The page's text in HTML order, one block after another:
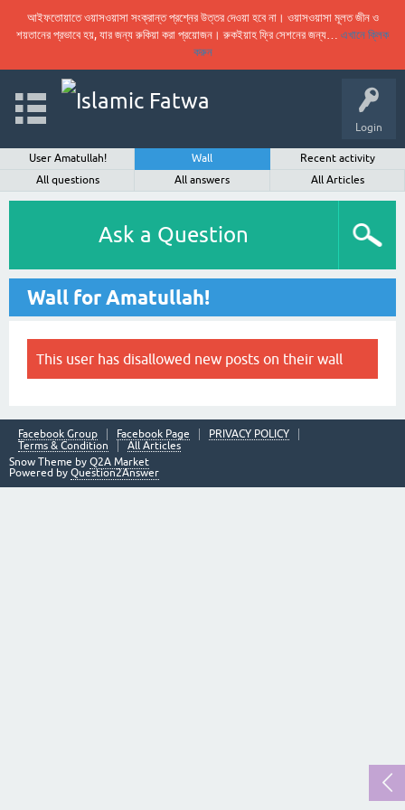
আইফতোয়াতে ওয়াসওয়াসা সংক্রান্ত প্রশ্নের উত্তর দেওয়া হবে না। ওয়াসওয়াসা মূলত জীন ও
শয়তানের প্রভাবে হয়, যার জন্য রুকিয়া করা প্রয়োজন। রুকইয়াহ ফ্রি সেশনের জন্য… এখানে ক্লিক
করুন
Login
User Amatullah! Wall
Recent activity
All questions
All answers All Articles
Ask a Question
Wall for Amatullah!
This user has disallowed new posts on their wall
Facebook Group Facebook Page
PRIVACY POLICY
Terms & Condition
All Articles
Snow Theme by Q2A Market
Powered by Question2Answer